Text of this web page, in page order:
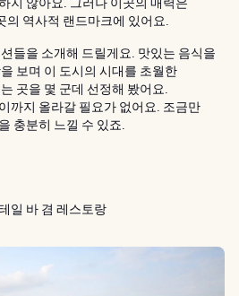
역사적 랜드마크에 있어요.
들을 소개해 드릴게요. 맛있는 음식을
보며 이 도시의 시대를 초월한
곳을 몇 군데 선정해 봤어요.
까지 올라갈 필요가 없어요. 조금만
충분히 느낄 수 있죠.
일 바 겸 레스토랑